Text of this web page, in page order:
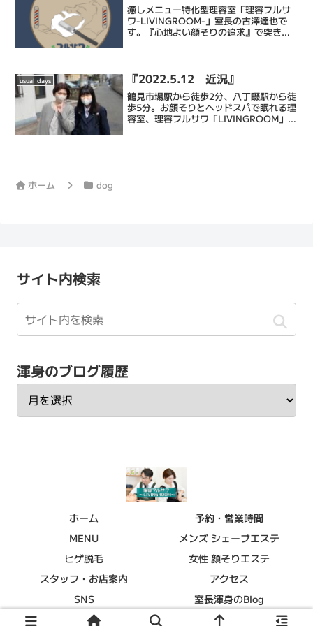
癒しメニュー特化型理容室「理容フルサ
ワ-LIVINGROOM-」室長の古澤達也で
す。『心地よい顔そりの追求』で突き抜
もたらし、...
usual days 『2022.5.12 近況』
鶴見市場駅から徒歩2分、八丁畷駅から徒
歩5分。お顔そりとヘッドスパで眠れる理
容室、理容フルサワ「LIVINGROOM」室
ホーム
dog
サイト内検索
渾身のブログ履歴
ホーム
予約・営業時間
MENU
メンズ シェーブエステ
ヒゲ脱毛
女性 顔そりエステ
スタッフ・お店案内
アクセス
SNS
室長渾身のBlog